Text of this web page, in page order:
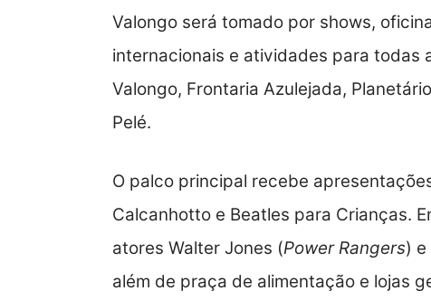
Valongo será tomado por shows,
internacionais e atividades para todas
Valongo, Frontaria Azulejada,
Pelé.
O palco principal recebe
Calcanhotto e Beatles para Crianças.
atores Walter Jones (Power Rangers)
além de praça de alimentação e lojas